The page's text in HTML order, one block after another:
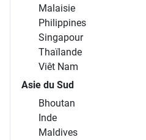
Malaisie
Philippines
Singapour
Thaïlande
Viêt Nam
Asie du Sud
Bhoutan
Inde
Maldives